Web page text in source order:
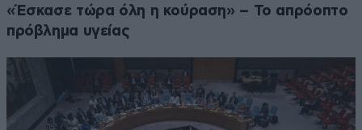
«Έσκασε τώρα όλη η κούραση» – Το απρόοπτο
πρόβλημα υγείας